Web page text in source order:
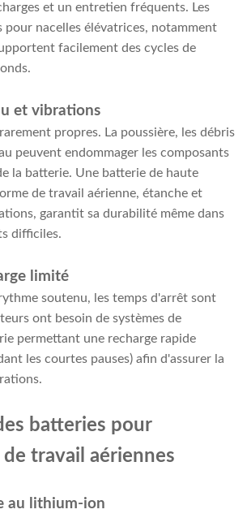
et un entretien fréquents. Les
pour nacelles élévatrices, notamment
facilement des cycles de
et vibrations
propres. La poussière, les débris
peuvent endommager les composants
la batterie. Une batterie de haute
de travail aérienne, étanche et
garantit sa durabilité même dans
difficiles.
limité
soutenu, les temps d'arrêt sont
ont besoin de systèmes de
permettant une recharge rapide
les courtes pauses) afin d'assurer la
batteries pour
travail aériennes
au lithium-ion